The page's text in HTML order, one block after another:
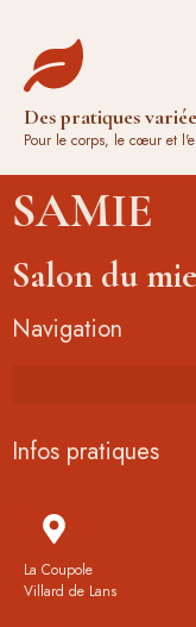
Des pratiques
Pour le corps, le cœur et
SAMIE
Salon du
Navigation
Infos pratiques
La Coupole
Villard de Lans